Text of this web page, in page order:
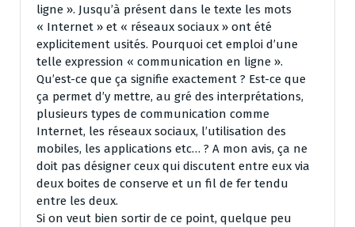
ligne ». Jusqu’à présent dans le texte les mots
« Internet » et « réseaux sociaux » ont été
explicitement usités. Pourquoi cet emploi d’une
telle expression « communication en ligne ».
Qu’est-ce que ça signifie exactement ? Est-ce que
ça permet d’y mettre, au gré des interprétations,
plusieurs types de communication comme
Internet, les réseaux sociaux, l’utilisation des
mobiles, les applications etc… ? A mon avis, ça ne
doit pas désigner ceux qui discutent entre eux via
deux boites de conserve et un fil de fer tendu
entre les deux.
Si on veut bien sortir de ce point, quelque peu